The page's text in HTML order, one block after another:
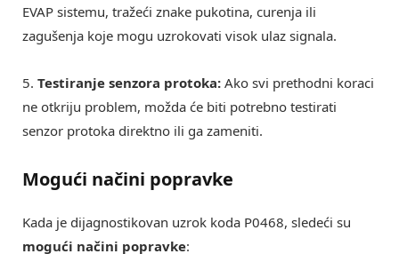
EVAP sistemu, tražeći znake pukotina, curenja ili
zagušenja koje mogu uzrokovati visok ulaz signala.
5. Testiranje senzora protoka: Ako svi prethodni koraci
ne otkriju problem, možda će biti potrebno testirati
senzor protoka direktno ili ga zameniti.
Mogući načini popravke
Kada je dijagnostikovan uzrok koda P0468, sledeći su
mogući načini popravke: